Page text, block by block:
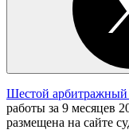
Шестой
работы за 9 месяцев
размещена на сайте